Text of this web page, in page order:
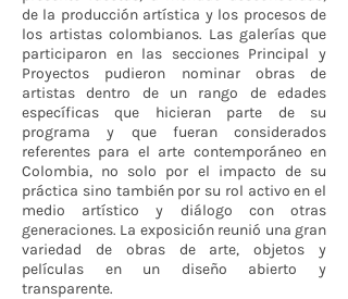
de la producción artística y los procesos de
los artistas colombianos. Las galerías que
participaron en las secciones Principal y
Proyectos pudieron nominar obras de
artistas dentro de un rango de edades
específicas que hicieran parte de su
programa y que fueran considerados
referentes para el arte contemporáneo en
Colombia, no solo por el impacto de su
práctica sino también por su rol activo en el
medio artístico y diálogo con otras
generaciones. La exposición reunió una gran
variedad de obras de arte, objetos y
películas en un diseño abierto y
transparente.